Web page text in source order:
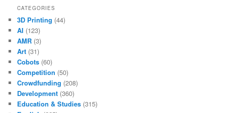
CATEGORIES
3D Printing (44)
AI (123)
AMR (3)
Art (31)
Cobots (60)
Competition (50)
Crowdfunding (208)
Development (360)
Education & Studies (315)